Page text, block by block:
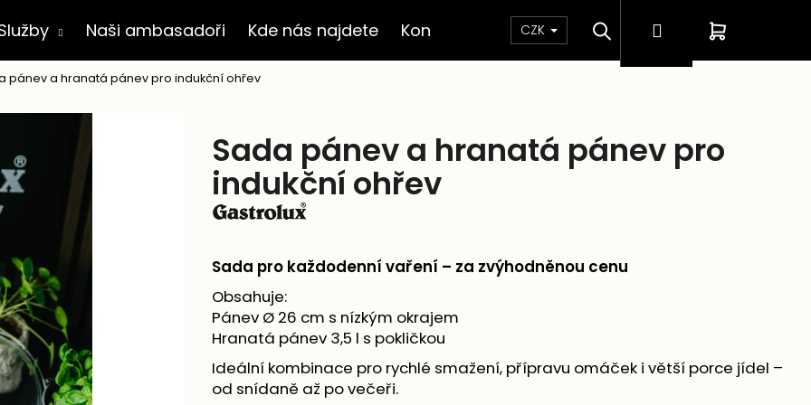
Naši ambasadoři Kde nás najdete Kontakt CZK HledatPřihlášeníNákupní
košík
pánev a hranatá pánev pro indukční ohřev
Sada pánev a hranatá pánev pro
indukční ohřev
Sada pro každodenní vaření – za zvýhodněnou cenu
Obsahuje:
Pánev Ø 26 cm s nízkým okrajem
Hranatá pánev 3,5 l s pokličkou
Ideální kombinace pro rychlé smažení, přípravu omáček i větší porce jídel –
od snídaně až po večeři.
HLEDAT
Doporučujeme